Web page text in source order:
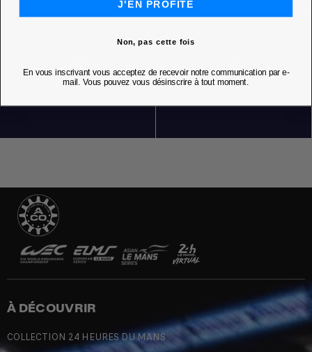
NOS BOUTIQUES
À DÉCOUVRIR
COLLECTION 24 HEURES DU MANS
J'EN PROFITE
Non, pas cette fois
En vous inscrivant vous acceptez de recevoir notre communication par e-
mail. Vous pouvez vous désinscrire à tout moment.